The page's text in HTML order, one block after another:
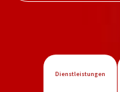
Dienstleistungen